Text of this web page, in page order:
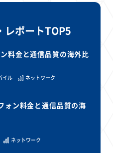
レポートTOP5
料金と通信品質の海外比
イル ネットワーク
ォン料金と通信品質の海
ネットワーク